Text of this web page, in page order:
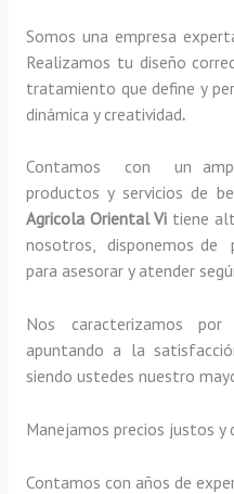
Somos una empresa
Realizamos tu diseño
tratamiento que define y
dinámica y creatividad.
Contamos con un
productos y servicios de
Agricola Oriental Vi tiene
nosotros, disponemos de
para asesorar y atender
Nos caracterizamos
apuntando a la
siendo ustedes nuestro
Manejamos precios justos
Contamos con años de